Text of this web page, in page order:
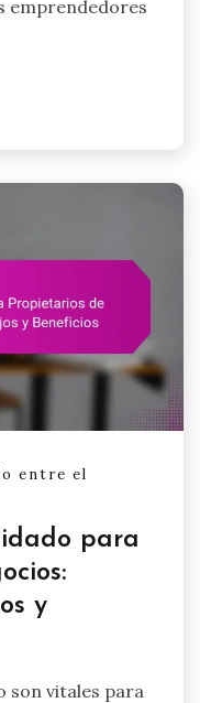
emprendedores
entre el
para
y
son vitales para